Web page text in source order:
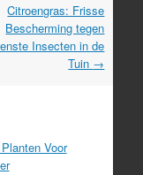
Citroengras: Frisse
Bescherming tegen
Insecten in de
Tuin →
Voor